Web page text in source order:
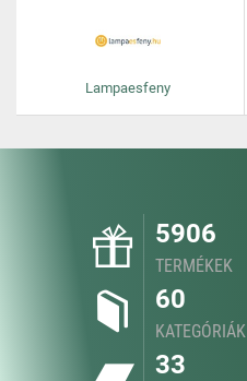
Lampaesfeny
5906
TERMÉKEK
60
KATEGÓRIÁK
33